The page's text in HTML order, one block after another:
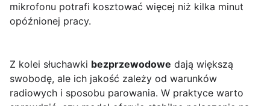
mikrofonu potrafi kosztować więcej niż kilka minut
opóźnionej pracy.
Z kolei słuchawki bezprzewodowe dają większą
swobodę, ale ich jakość zależy od warunków
radiowych i sposobu parowania. W praktyce warto